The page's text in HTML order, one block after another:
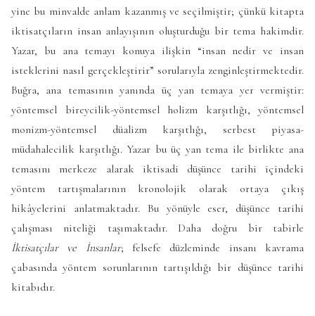
yine bu minvalde anlam kazanmış ve seçilmiştir; çünkü kitapta
iktisatçıların insan anlayışının oluşturduğu bir tema hakimdir.
Yazar, bu ana temayı konuya ilişkin “insan nedir ve insan
isteklerini nasıl gerçekleştirir” sorularıyla zenginleştirmektedir.
Buğra, ana temasının yanında üç yan temaya yer vermiştir:
yöntemsel bireycilik-yöntemsel holizm karşıtlığı, yöntemsel
monizm-yöntemsel düalizm karşıtlığı, serbest piyasa-
müdahalecilik karşıtlığı. Yazar bu üç yan tema ile birlikte ana
temasını merkeze alarak iktisadi düşünce tarihi içindeki
yöntem tartışmalarının kronolojik olarak ortaya çıkış
hikâyelerini anlatmaktadır. Bu yönüyle eser, düşünce tarihi
çalışması niteliği taşımaktadır. Daha doğru bir tabirle
İktisatçılar ve İnsanlar; felsefe düzleminde insanı kavrama
çabasında yöntem sorunlarının tartışıldığı bir düşünce tarihi
kitabıdır.